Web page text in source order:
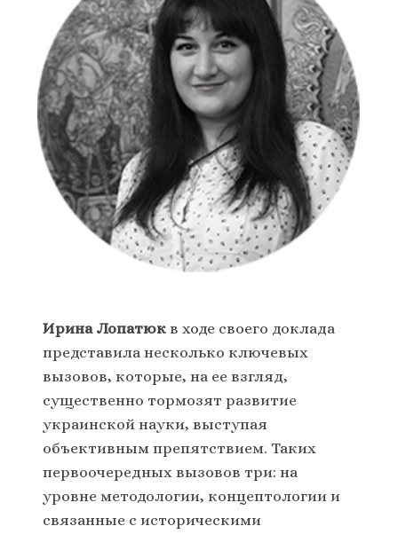
Ирина Лопатюк в ходе своего доклада
представила несколько ключевых
вызовов, которые, на ее взгляд,
существенно тормозят развитие
украинской науки, выступая
объективным препятствием. Таких
первоочередных вызовов три: на
уровне методологии, концептологии и
связанные с историческими